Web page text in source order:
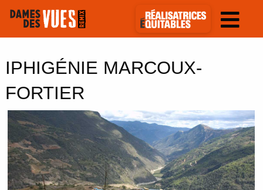
IPHIGÉNIE MARCOUX-
FORTIER